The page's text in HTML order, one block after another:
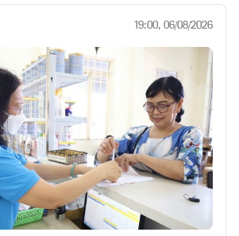
19:00, 06/08/2026